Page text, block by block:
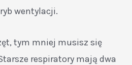
wentylacji.
tym mniej musisz się
respiratory mają dwa